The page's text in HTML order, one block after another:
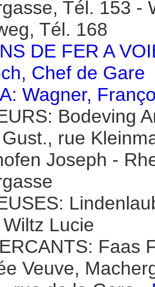
Tél. 153 -
Tél. 168
DE FER A
Chef de Gare
Wagner,
Bodeving
rue
Joseph -
Lucie
Faas
Veuve,